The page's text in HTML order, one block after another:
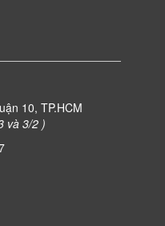
10, TP.HCM
và 3/2 )